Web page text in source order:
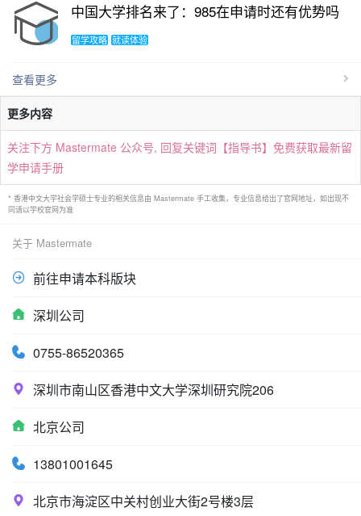
中国大学排名来了：985在申请时还有优势吗
留学攻略 就读体验
查看更多
更多内容
关注下方 Mastermate 公众号, 回复关键词【指导书】免费获取最新留
学申请手册
* 香港中文大学社会学硕士专业的相关信息由 Mastermate 手工收集，专业信息给出了官网地址，如出现不
同请以学校官网为准
关于 Mastermate
前往申请本科版块
深圳公司
0755-86520365
深圳市南山区香港中文大学深圳研究院206
北京公司
13801001645
北京市海淀区中关村创业大街2号楼3层